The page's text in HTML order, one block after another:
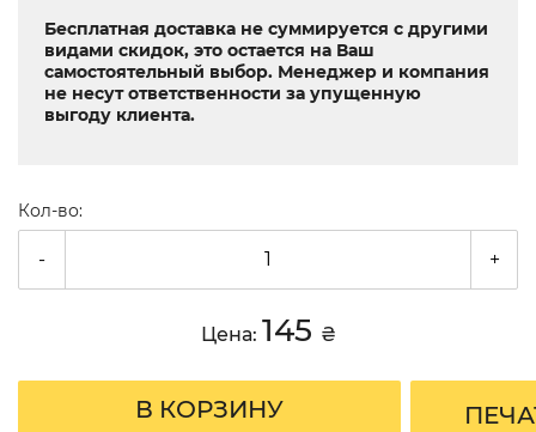
Бесплатная доставка не суммируется с другими
видами скидок, это остается на Ваш
самостоятельный выбор. Менеджер и компания
не несут ответственности за упущенную
выгоду клиента.
Кол-во:
- +
Цена: 145 ₴
В КОРЗИНУ